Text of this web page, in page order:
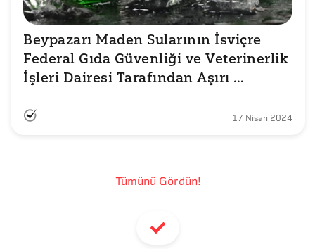
Beypazarı Maden Sularının İsviçre
Federal Gıda Güvenliği ve Veterinerlik
İşleri Dairesi Tarafından Aşırı
Doğru mu?
17 Nisan 2024
Tümünü Gördün!